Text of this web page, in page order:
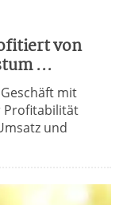
von
...
mit
Profitabilität
und